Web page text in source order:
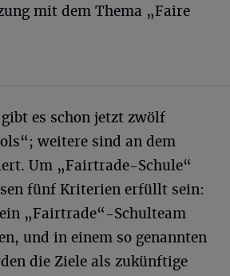
mit dem Thema „Faire
es schon jetzt zwölf
weitere sind an dem
Um „Fairtrade-Schule“
fünf Kriterien erfüllt sein:
„Fairtrade“-Schulteam
und in einem so genannten
die Ziele als zukünftige